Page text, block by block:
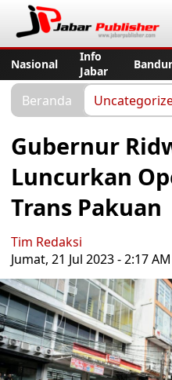
Nasional
Info
Jabar
Beranda
Gubernur
Luncurkan
Trans Pakuan
Tim Redaksi
Jumat, 21 Jul 2023 - 2:17 AM